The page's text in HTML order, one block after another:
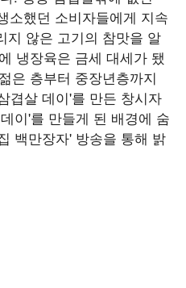
소했던 소비자들에게 지속
지 않은 고기의 참맛을 알
냉장육은 금세 대세가 됐
은 층부터 중장년층까지
겹살 데이'를 만든 창시자
이'를 만들게 된 배경에 숨
백만장자' 방송을 통해 밝